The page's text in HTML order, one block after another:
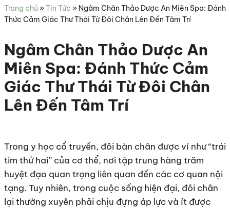
sức
khỏe
Trang chủ »Tin Tức » Ngâm Chân Thảo Dược An Miên Spa: Đánh
Thức Cảm Giác Thư Thái Từ Đôi Chân Lên Đến Tâm Trí
Ngâm Chân Thảo Dược An
Miên Spa: Đánh Thức Cảm
Giác Thư Thái Từ Đôi Chân
Lên Đến Tâm Trí
Trong y học cổ truyền, đôi bàn chân được ví như “trái
tim thứ hai” của cơ thể, nơi tập trung hàng trăm
huyệt đạo quan trọng liên quan đến các cơ quan nội
tạng. Tuy nhiên, trong cuộc sống hiện đại, đôi chân
lại thường xuyên phải chịu đựng áp lực và ít được